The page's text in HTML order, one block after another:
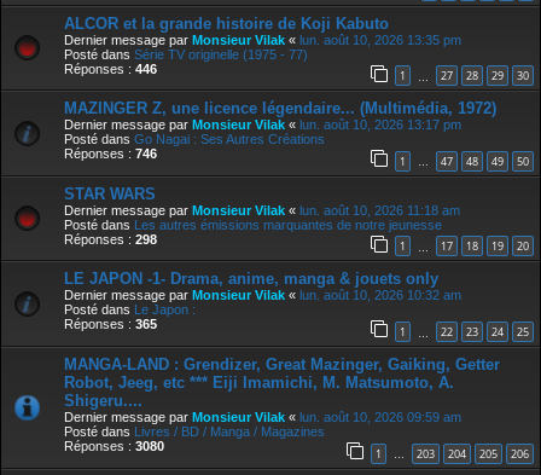
ALCOR et la grande histoire de Koji Kabuto
Dernier message par Monsieur Vilak « lun. août 10, 2026 13:35 pm
Posté dans Série TV originelle (1975 - 77)
Réponses : 446 1 27 28 29 30
MAZINGER Z, une licence légendaire... (Multimédia, 1972)
Dernier message par Monsieur Vilak « lun. août 10, 2026 13:17 pm
Posté dans Go Nagai : Ses Autres Créations
Réponses : 746 1 … 47 48 49 50
STAR WARS
Dernier message par Monsieur Vilak « lun. août 10, 2026 11:18 am
Posté dans Les autres émissions marquantes de notre jeunesse
Réponses : 298 1 17 18 19 20
LE JAPON -1- Drama, anime, manga & jouets only
Dernier message par Monsieur Vilak « lun. août 10, 2026 10:32 am
Posté dans Le Japon :
Réponses : 365 1 22 23 24 25
MANGA-LAND : Grendizer, Great Mazinger, Gaiking, Getter
Robot, Jeeg, etc *** Eiji Imamichi, M. Matsumoto, A.
Shigeru....
Dernier message par Monsieur Vilak « lun. août 10, 2026 09:59 am
Posté dans Livres / BD / Manga / Magazines
Réponses : 3080 1 … 203 204 205 206